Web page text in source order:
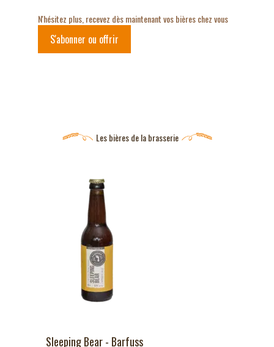
N'hésitez plus, recevez dès maintenant vos bières chez vous
S'abonner ou offrir
Les bières de la brasserie
Sleeping Bear - Barfuss